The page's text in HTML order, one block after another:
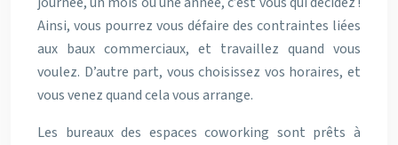
Ainsi, vous pourrez vous défaire des contraintes liées
aux baux commerciaux, et travaillez quand vous
voulez. D’autre part, vous choisissez vos horaires, et
vous venez quand cela vous arrange.
Les bureaux des espaces coworking sont prêts à